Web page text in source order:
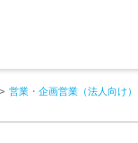
営業・企画営業（法人向け）